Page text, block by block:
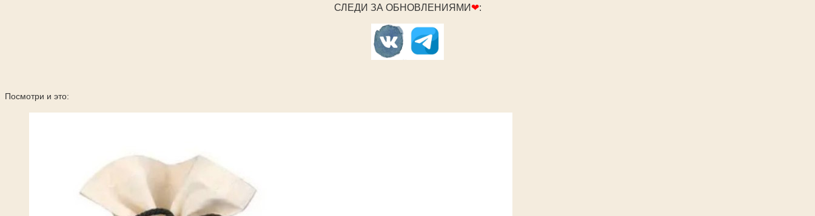
СЛЕДИ ЗА ОБНОВЛЕНИЯМИ ❤:
Посмотри и это: